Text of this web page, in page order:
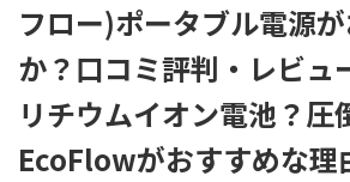
フロー)ポータブル電源
か？口コミ評判・レビュ
リチウムイオン電池？圧
EcoFlowがおすすめな理